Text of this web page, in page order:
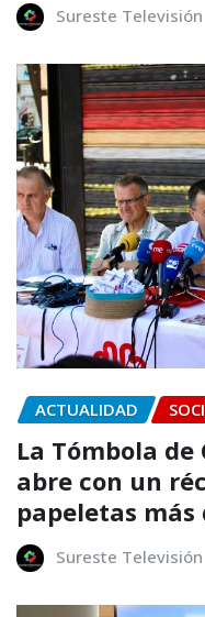
Sureste Televisión
ACTUALIDAD
La Tómbola
abre con un
papeletas más
Sureste Televisión